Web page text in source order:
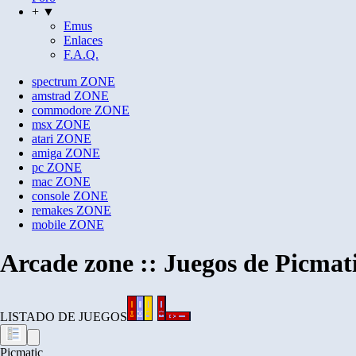
+ ▼
Emus
Enlaces
F.A.Q.
spectrum ZONE
amstrad ZONE
commodore ZONE
msx ZONE
atari ZONE
amiga ZONE
pc ZONE
mac ZONE
console ZONE
remakes ZONE
mobile ZONE
Arcade zone :: Juegos de
LISTADO DE JUEGOS
Picmatic